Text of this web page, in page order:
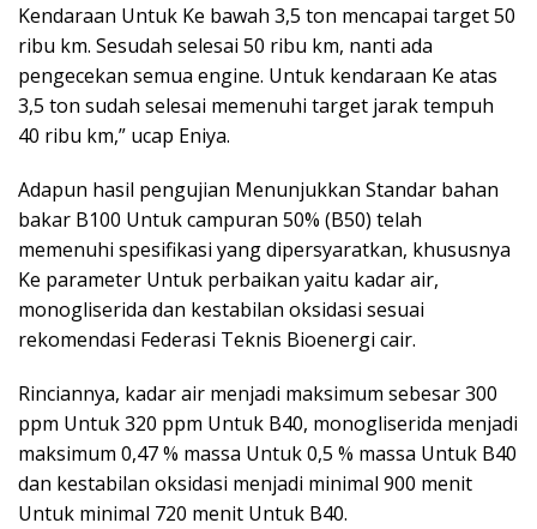
Kendaraan Untuk Ke bawah 3,5 ton mencapai target 50
ribu km. Sesudah selesai 50 ribu km, nanti ada
pengecekan semua engine. Untuk kendaraan Ke atas
3,5 ton sudah selesai memenuhi target jarak tempuh
40 ribu km,” ucap Eniya.
Adapun hasil pengujian Menunjukkan Standar bahan
bakar B100 Untuk campuran 50% (B50) telah
memenuhi spesifikasi yang dipersyaratkan, khususnya
Ke parameter Untuk perbaikan yaitu kadar air,
monogliserida dan kestabilan oksidasi sesuai
rekomendasi Federasi Teknis Bioenergi cair.
Rinciannya, kadar air menjadi maksimum sebesar 300
ppm Untuk 320 ppm Untuk B40, monogliserida menjadi
maksimum 0,47 % massa Untuk 0,5 % massa Untuk B40
dan kestabilan oksidasi menjadi minimal 900 menit
Untuk minimal 720 menit Untuk B40.